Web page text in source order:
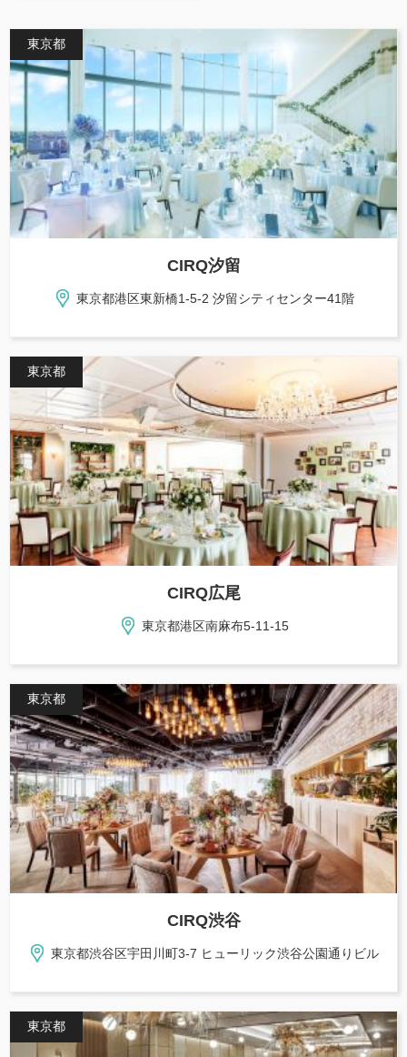
東京都
CIRQ汐留
東京都港区東新橋1-5-2 汐留シティセンター41階
東京都
CIRQ広尾
東京都港区南麻布5-11-15
東京都
CIRQ渋谷
東京都渋谷区宇田川町3-7 ヒューリック渋谷公園通りビル
東京都